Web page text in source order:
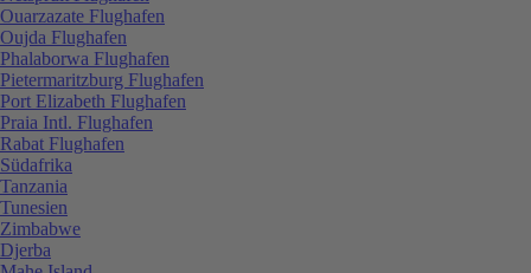
Ouarzazate Flughafen
Oujda Flughafen
Phalaborwa Flughafen
Pietermaritzburg Flughafen
Port Elizabeth Flughafen
Praia Intl. Flughafen
Rabat Flughafen
Südafrika
Tanzania
Tunesien
Zimbabwe
Djerba